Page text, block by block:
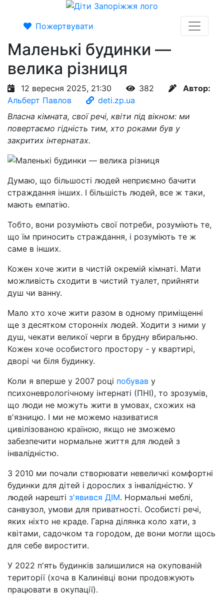
Пожертвувати
Маленькі будинки —
велика різниця
12 вересня 2025, 21:30 382
Автор:
Альберт Павлов
deti.zp.ua
Власна кімната, свої речі, квіти під вікном: ми
повертаємо гідність тим, хто роками був у
закритих інтернатах.
Думаю, що більшості людей неприємно бачити
страждання інших. І більшість людей, все ж таки,
мають емпатію.
Тобто, вони розуміють свої потреби, розуміють те,
що їм приносить страждання, і розуміють те ж
саме в інших.
Кожен хоче жити в чистій окремій кімнаті. Мати
можливість сходити в чистий туалет, прийняти
душ чи ванну.
Мало хто хоче жити разом в одному приміщенні
ще з десятком сторонніх людей. Ходити з ними у
душ, чекати великої черги в брудну вбиральню.
Кожен хоче особистого простору - у квартирі,
дворі чи біля будинку.
Коли я вперше у 2007 році побував у
психоневрологічному інтернаті (ПНІ), то зрозумів,
що люди не можуть жити в умовах, схожих на
в'язницю. І ми не можемо називатися
цивілізованою країною, якщо не зможемо
забезпечити нормальне життя для людей з
інвалідністю.
З 2010 ми почали створювати невеличкі комфортні
будинки для дітей і дорослих з інвалідністю. У
людей нарешті з'явився ДІМ. Нормальні меблі,
санвузол, умови для приватності. Особисті речі,
яких ніхто не краде. Гарна ділянка коло хати, з
квітами, садочком та городом, де вони могли щось
для себе виростити.
У 2022 п'ять будинків залишилися на окупованій
території (хоча в Калинівці вони продовжують
працювати в окупації).